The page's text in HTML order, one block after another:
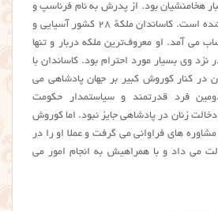
هخامنشیان بود. از پدرش به نام فرناسپ و
برادرش به نام اوتانا یاد شده است. کاساندان ملکهٔ ۲۸ کشور آسیایی و
می آمد. او معروف‌ترین ملکه دربار و تنها
وی بسیار مورد احترام بود. کاساندان با
در کنار کوروش کبیر بر جهان پادشاهی می
فرد قدرتمند و سیاستمدار حکومت
زنان در پادشاهی جایز نبود. اما کوروش
های فراوانی می گرفت و عملا او را در
می داد و با همراهیش به انجام امور می